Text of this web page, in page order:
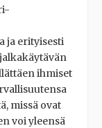
ja erityisesti
ihmiset
missä ovat
voi yleensä